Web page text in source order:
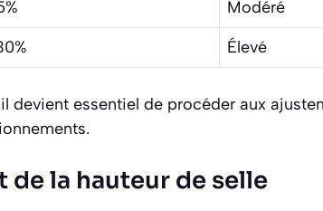
Modéré
Élevé
devient essentiel de procéder aux
de la hauteur de selle